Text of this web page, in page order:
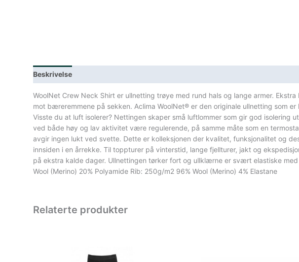
Beskrivelse
WoolNet Crew Neck Shirt er ullnetting trøye med rund hals og lange armer.
mot bæreremmene på sekken. Aclima WoolNet® er den originale ullnetting som
Visste du at luft isolerer? Nettingen skaper små luftlommer som gir god
ved både høy og lav aktivitet være regulerende, på samme måte som en
avgir ingen lukt ved svette. Dette er kolleksjonen der kvalitet, funksjonalitet og
innsiden i en årrekke. Til toppturer på vinterstid, lange fjellturer, jakt og
på ekstra kalde dager. Ullnettingen tørker fort og ullklærne er svært elastiske
Wool (Merino) 20% Polyamide Rib: 250g/m2 96% Wool (Merino) 4% Elastane
Relaterte produkter